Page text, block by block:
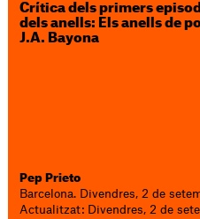
Crítica dels primers
dels anells: Els anells de
J.A. Bayona
Pep Prieto
Barcelona. Divendres, 2 de
Actualitzat: Divendres, 2 de